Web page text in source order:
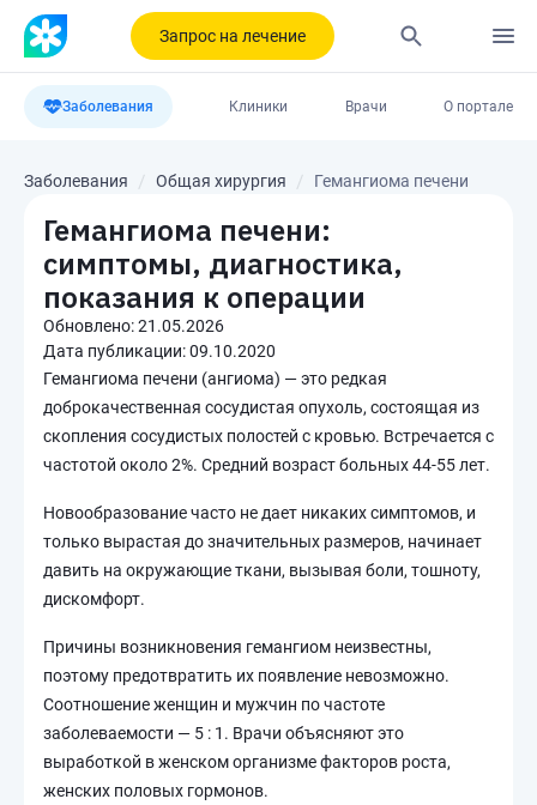
Запрос на лечение
Заболевания Клиники Врачи О портале
Заболевания Общая хирургия Гемангиома печени
Гемангиома печени:
симптомы, диагностика,
показания к операции
Обновлено:21.05.2026
Дата публикации:09.10.2020
Гемангиома печени (ангиома) — это редкая
доброкачественная сосудистая опухоль, состоящая из
скопления сосудистых полостей с кровью. Встречается с
частотой около 2%. Средний возраст больных 44-55 лет.
Новообразование часто не дает никаких симптомов, и
только вырастая до значительных размеров, начинает
давить на окружающие ткани, вызывая боли, тошноту,
дискомфорт.
Причины возникновения гемангиом неизвестны,
поэтому предотвратить их появление невозможно.
Соотношение женщин и мужчин по частоте
заболеваемости — 5 : 1. Врачи объясняют это
выработкой в женском организме факторов роста,
женских половых гормонов.